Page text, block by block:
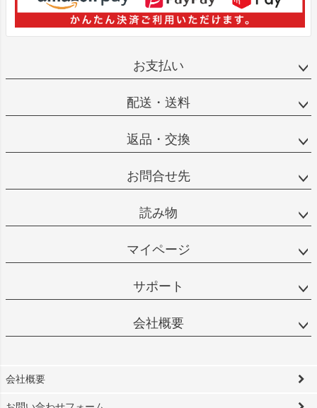
お支払い
配送・送料
返品・交換
お問合せ先
読み物
マイページ
サポート
会社概要
会社概要